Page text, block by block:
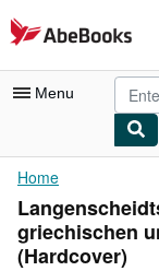
Skip to main content
AbeBooks.com
Menu
My Account
My Purchases
Advanced Search
Home
griechischen
(Hardcover)